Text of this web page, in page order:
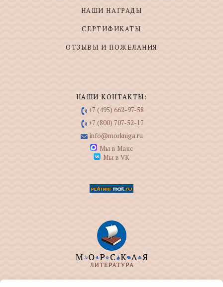
НАШИ НАГРАДЫ
СЕРТИФИКАТЫ
ОТЗЫВЫ И ПОЖЕЛАНИЯ
НАШИ КОНТАКТЫ:
+7 (495) 662-97-58
+7 (800) 707-52-17
info@morkniga.ru
Мы в Макс
Мы в VK